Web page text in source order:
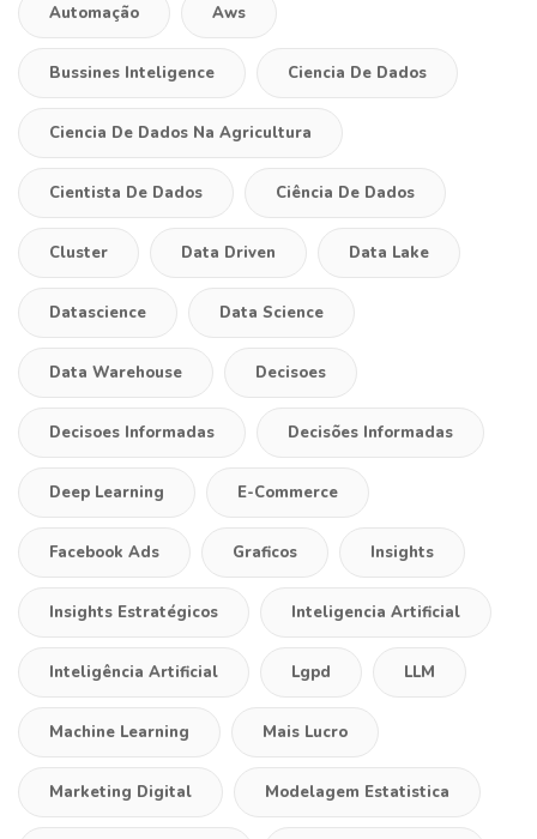
Automação Aws
Bussines Inteligence Ciencia De Dados
Ciencia De Dados Na Agricultura
Cientista De Dados Ciência De Dados
Cluster Data Driven Data Lake
Datascience Data Science
Data Warehouse Decisoes
Decisoes Informadas Decisões Informadas
Deep Learning E-Commerce
Facebook Ads Graficos Insights
Insights Estratégicos Inteligencia Artificial
Inteligência Artificial Lgpd LLM
Machine Learning Mais Lucro
Marketing Digital Modelagem Estatistica